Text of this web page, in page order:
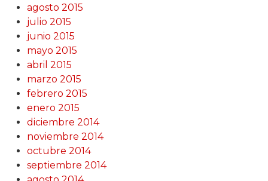
agosto 2015
julio 2015
junio 2015
mayo 2015
abril 2015
marzo 2015
febrero 2015
enero 2015
diciembre 2014
noviembre 2014
octubre 2014
septiembre 2014